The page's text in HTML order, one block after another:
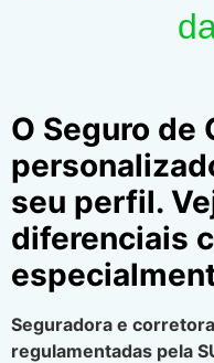
O Seguro de
seu perfil.
diferenciais
Seguradora e
regulamentadas pela